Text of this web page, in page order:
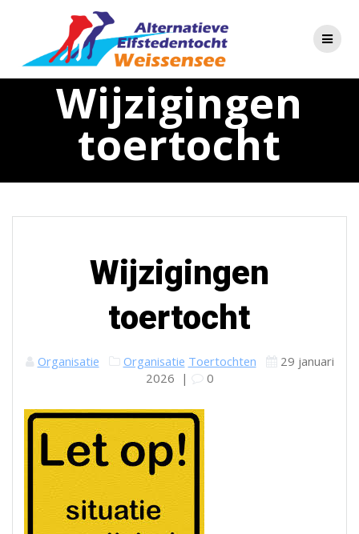
to
content
Wijzigingen
toertocht
Wijzigingen
toertocht
Organisatie Organisatie Toertochten
29 januari
2026 | 0